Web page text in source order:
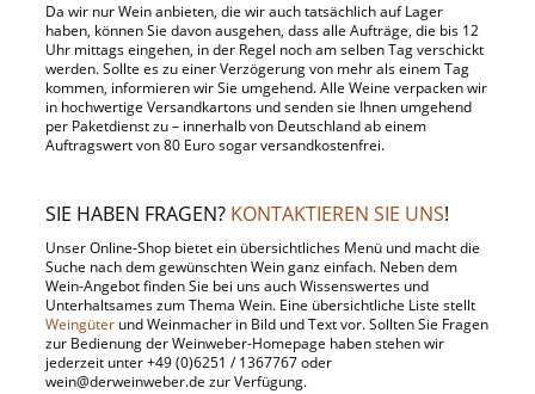
Da wir nur Wein anbieten, die wir auch tatsächlich auf Lager
haben, können Sie davon ausgehen, dass alle Aufträge, die bis 12
Uhr mittags eingehen, in der Regel noch am selben Tag verschickt
werden. Sollte es zu einer Verzögerung von mehr als einem Tag
kommen, informieren wir Sie umgehend. Alle Weine verpacken wir
in hochwertige Versandkartons und senden sie Ihnen umgehend
per Paketdienst zu – innerhalb von Deutschland ab einem
Auftragswert von 80 Euro sogar versandkostenfrei.
SIE HABEN FRAGEN? KONTAKTIEREN SIE UNS!
Unser Online-Shop bietet ein übersichtliches Menü und macht die
Suche nach dem gewünschten Wein ganz einfach. Neben dem
Wein-Angebot finden Sie bei uns auch Wissenswertes und
Unterhaltsames zum Thema Wein. Eine übersichtliche Liste stellt
Weingüterund Weinmacher in Bild und Text vor. Sollten Sie Fragen
zur Bedienung der Weinweber-Homepage haben stehen wir
jederzeit unter +49 (0)6251 / 1367767 oder
wein@derweinweber.de zur Verfügung.